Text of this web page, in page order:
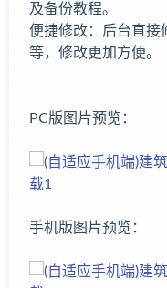
及备份教程。
便捷修改：后台直接
等，修改更加方便。
PC版图片预览：
手机版图片预览：